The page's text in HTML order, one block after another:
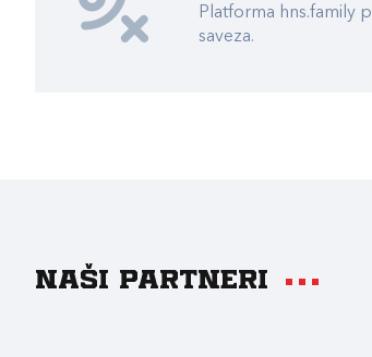
Platforma hns.family
saveza.
Naši partneri